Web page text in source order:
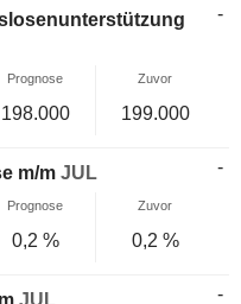
-
Prognose Zuvor
198.000 199.000
m/m JUL -
Prognose Zuvor
0,2 % 0,2 %
-